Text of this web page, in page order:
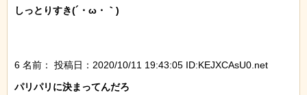
しっとりすき(´・ω・｀)
6 名前：
投稿日：2020/10/11 19:43:05 ID:KEJXCAsU0.net
パリパリに決まってんだろ